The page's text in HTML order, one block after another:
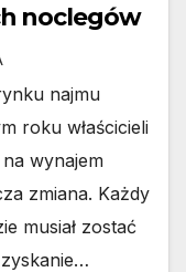
noclegów
najmu
roku właścicieli
wynajem
zmiana. Każdy
musiał zostać